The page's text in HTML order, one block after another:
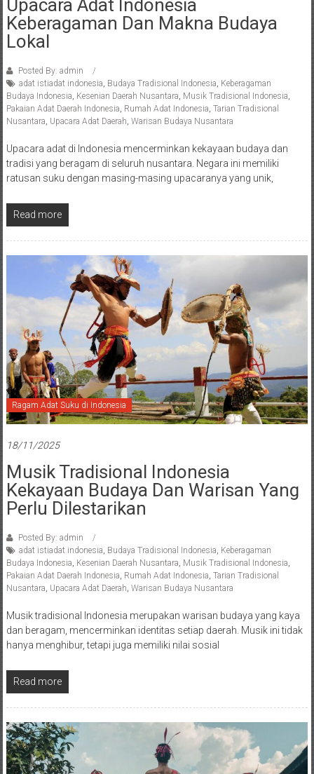
Upacara Adat Indonesia
Keberagaman Dan Makna Budaya
Lokal
Posted By: admin
adat istiadat indonesia, Budaya Tradisional Indonesia, Keberagaman
Budaya Indonesia, Kesenian Daerah Nusantara, Musik Tradisional Indonesia,
Pakaian Adat Daerah Indonesia, Rumah Adat Indonesia, Tarian Tradisional
Nusantara, Upacara Adat Daerah, Warisan Budaya Nusantara
Upacara adat di Indonesia mencerminkan kekayaan budaya dan
tradisi yang beragam di seluruh nusantara. Negara ini memiliki
ratusan suku dengan masing-masing upacaranya yang unik,
Read more
Ragam Adat Suku di Indonesia
18/11/2025
Musik Tradisional Indonesia
Kekayaan Budaya Dan Warisan Yang
Perlu Dilestarikan
Posted By: admin
adat istiadat indonesia Budaya Tradisional Indonesia Keberagaman
Budaya Indonesia Kesenian Daerah Nusantara Musik Tradisional Indonesia
Pakaian Adat Daerah Indonesia Rumah Adat Indonesia Tarian Tradisional
Nusantara Upacara Adat Daerah Warisan Budaya Nusantara
Musik tradisional Indonesia merupakan warisan budaya yang kaya
dan beragam, mencerminkan identitas setiap daerah. Musik ini tidak
hanya menghibur, tetapi juga memiliki nilai sosial
Read more